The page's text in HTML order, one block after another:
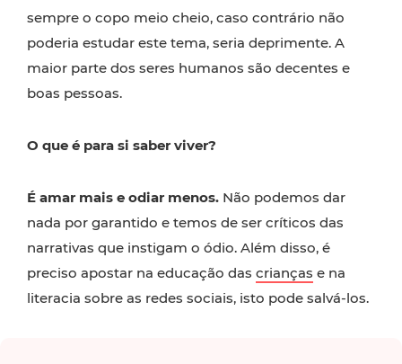
sempre o copo meio cheio, caso contrário não
poderia estudar este tema, seria deprimente. A
maior parte dos seres humanos são decentes e
boas pessoas.
O que é para si saber viver?
É amar mais e odiar menos. Não podemos dar
nada por garantido e temos de ser críticos das
narrativas que instigam o ódio. Além disso, é
preciso apostar na educação das crianças e na
literacia sobre as redes sociais, isto pode salvá-los.